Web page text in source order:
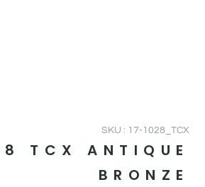
SKU : 17-1028_TCX
TCX ANTIQUE
BRONZE